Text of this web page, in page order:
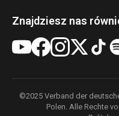
Znajdziesz nas
©2025 Verband der
Polen. Alle Rechte